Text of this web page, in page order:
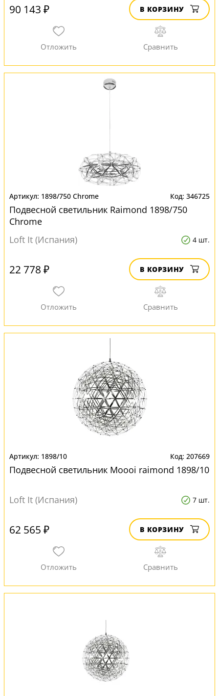
90 143 ₽ В КОРЗИНУ
1898/750 Chrome 346725
Подвесной светильник Raimond 1898/750
Chrome
Loft It (Испания)
4 шт.
22 778 ₽ В КОРЗИНУ
1898/10 207669
Подвесной светильник Moooi raimond 1898/10
Loft It (Испания) 7 шт.
62 565 ₽ В КОРЗИНУ